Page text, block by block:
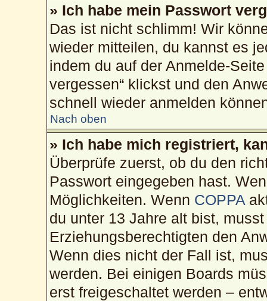
» Ich habe mein Passwort
Das ist nicht schlimm! Wir
wieder mitteilen, du kannst es
indem du auf der Anmelde-
vergessen“ klickst und den
schnell wieder anmelden
Nach oben
» Ich habe mich registriert,
Überprüfe zuerst, ob du den
Passwort eingegeben hast.
Möglichkeiten. Wenn COPPA
du unter 13 Jahre alt bist,
Erziehungsberechtigten den
Wenn dies nicht der Fall ist,
werden. Bei einigen Boards
erst freigeschaltet werden –